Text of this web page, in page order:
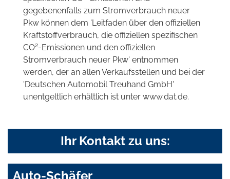
gegebenenfalls zum Stromverbrauch neuer
Pkw können dem 'Leitfaden über den offiziellen
Kraftstoffverbrauch, die offiziellen spezifischen
CO2-Emissionen und den offiziellen
Stromverbrauch neuer Pkw' entnommen
werden, der an allen Verkaufsstellen und bei der
'Deutschen Automobil Treuhand GmbH'
unentgeltlich erhältlich ist unter www.dat.de.
Ihr Kontakt zu uns:
Auto-Schäfer